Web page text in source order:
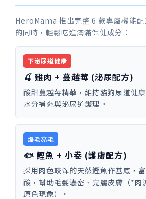
HeroMama 推出完整 6 款專屬機能
的同時，輕鬆吃進滿滿保健成分：
下泌尿道健康
🍒 雞肉 + 蔓越莓 (泌尿配方)
酸甜蔓越莓精華，維持貓狗尿道健
水分補充與泌尿道護理。
爆毛亮毛
🐟 鰹魚 + 小卷 (護膚配方)
採用肉色較深的天然鰹魚作基底，
酸，幫助毛髮濃密、亮麗皮膚（*肉
原色現象）。